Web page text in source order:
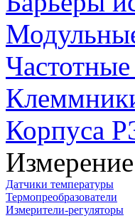
Частотные
Корпуса
Датчики температуры
Термопреобразователи
Измерители-регуляторы